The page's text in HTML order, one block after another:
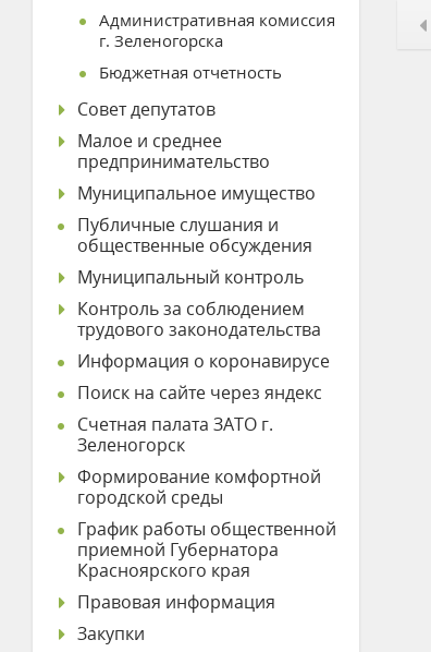
Административная комиссия
г. Зеленогорска
Бюджетная отчетность
Совет депутатов
Малое и среднее
предпринимательство
Муниципальное имущество
Публичные слушания и
общественные обсуждения
Муниципальный контроль
Контроль за соблюдением
трудового законодательства
Информация о коронавирусе
Поиск на сайте через яндекс
Счетная палата ЗАТО г.
Зеленогорск
Формирование комфортной
городской среды
График работы общественной
приемной Губернатора
Красноярского края
Правовая информация
Закупки